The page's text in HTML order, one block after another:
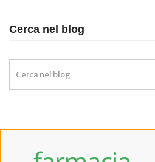
Cerca nel blog